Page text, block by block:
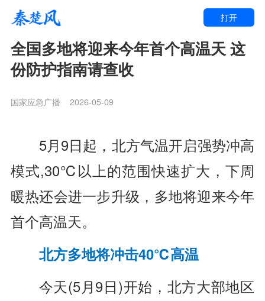
打开
全国多地将迎来今年首个高温天 这
份防护指南请查收
国家应急广播 2026-05-09
5月9日起， 北方气温开启强势冲高
模式,30℃以上的范围快速扩大，下周
暖热还会进一步升级， 多地将迎来今年
首个高温天。
北方多地将冲击40℃高温
今天(5月9日)开始，北方大部地区